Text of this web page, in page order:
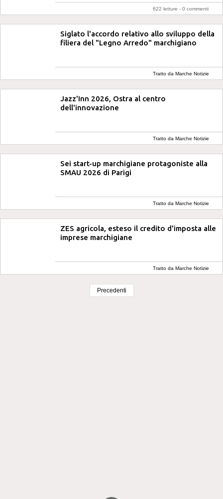
622 letture - 0 commenti
Siglato l'accordo relativo allo sviluppo della
filiera del "Legno Arredo" marchigiano
Tratto da Marche Notizie
Jazz'Inn 2026, Ostra al centro
dell'innovazione
Tratto da Marche Notizie
Sei start-up marchigiane protagoniste alla
SMAU 2026 di Parigi
Tratto da Marche Notizie
ZES agricola, esteso il credito d'imposta alle
imprese marchigiane
Tratto da Marche Notizie
Precedenti